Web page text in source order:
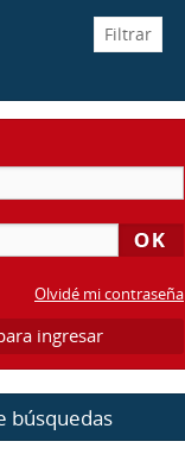
Olvidé mi contraseña
ingresar
búsquedas